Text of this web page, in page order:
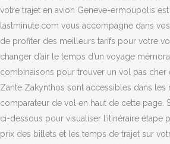
votre trajet en avion Geneve-ermoupolis
lastminute.com vous accompagne dans
de profiter des meilleurs tarifs pour votre
changer d’air le temps d’un voyage
combinaisons pour trouver un vol pas cher
Zante Zakynthos sont accessibles dans les
comparateur de vol en haut de cette page.
ci-dessous pour visualiser l’itinéraire étape
prix des billets et les temps de trajet sur